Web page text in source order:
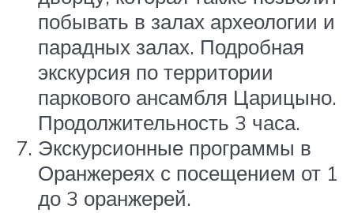
побывать в залах археологии и
парадных залах. Подробная
экскурсия по территории
паркового ансамбля Царицыно.
Продолжительность 3 часа.
Экскурсионные программы в
Оранжереях с посещением от 1
до 3 оранжерей.